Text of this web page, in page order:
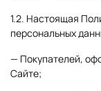
1.2. Настоящая
персональных
— Покупателей,
Сайте;